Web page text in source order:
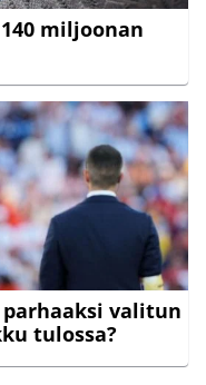
miljoonan
valitun
tulossa?